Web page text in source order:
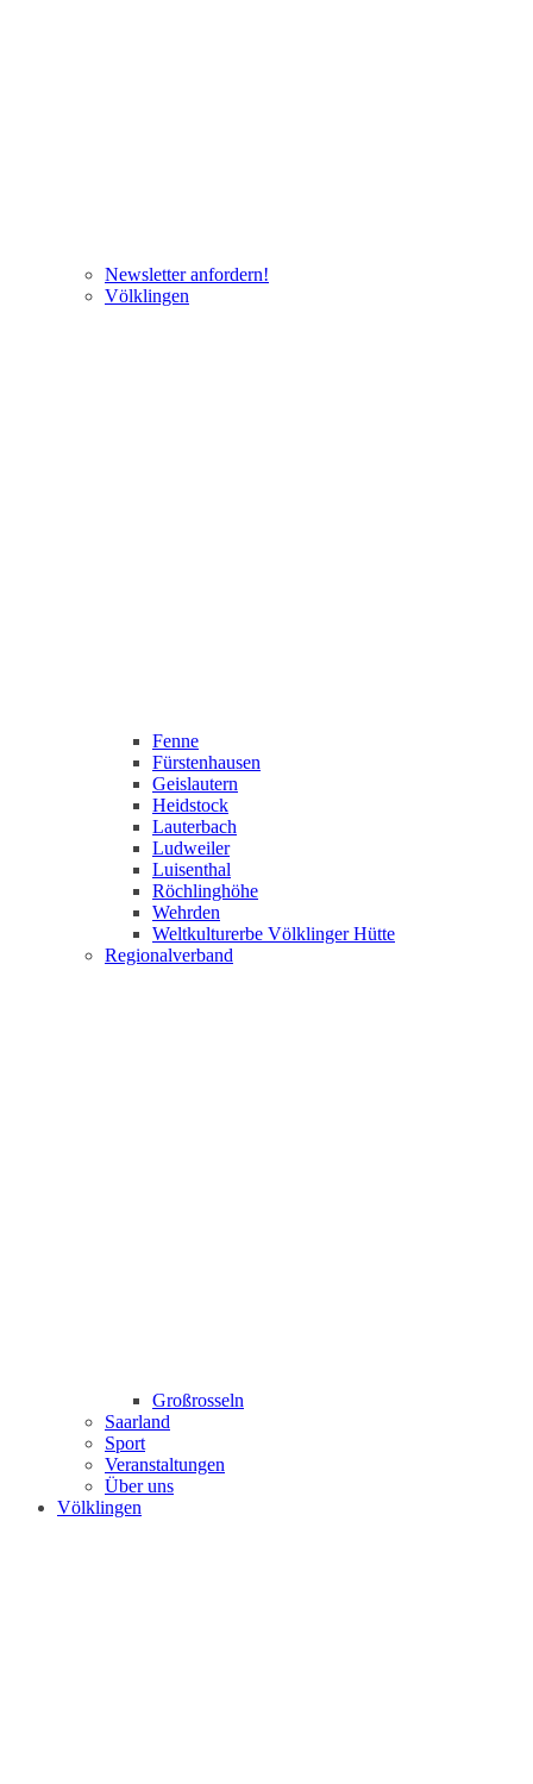
Newsletter anfordern!
Völklingen
Fenne
Fürstenhausen
Geislautern
Heidstock
Lauterbach
Ludweiler
Luisenthal
Röchlinghöhe
Wehrden
Weltkulturerbe Völklinger Hütte
Regionalverband
Großrosseln
Saarland
Sport
Veranstaltungen
Über uns
Völklingen